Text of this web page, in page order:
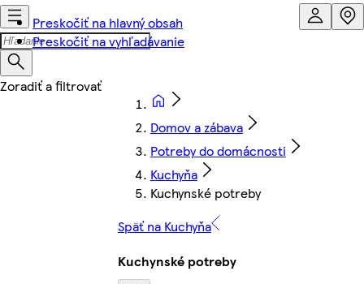
Preskočiť na hlavný obsah
Preskočiť na vyhľadávanie
Domov a zábava
Potreby do domácnosti
Kuchyňa
Kuchynské potreby
Späť na Kuchyňa
Kuchynské potreby